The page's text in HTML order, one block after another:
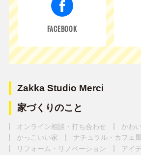
FACEBOOK
Zakka Studio Merci
家づくりのこと
オンライン相談・打ち合わせ
かわ
かっこいい家
ナチュラル・カフェ風
リフォーム・リノベーション
アイ